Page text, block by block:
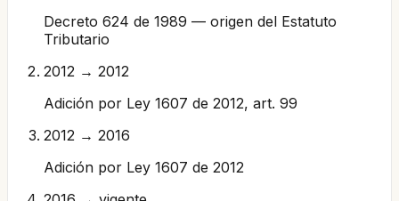
Decreto 624 de 1989 — origen del Estatuto
Tributario
2012 → 2012
Adición por Ley 1607 de 2012, art. 99
2012 → 2016
Adición por Ley 1607 de 2012